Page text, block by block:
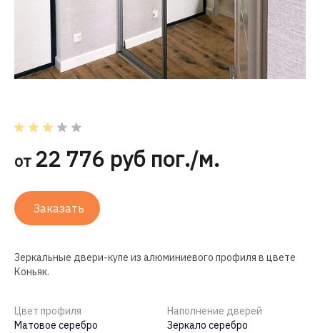
от 22 776 руб пог./м.
Заказать
Зеркальные двери-купе из алюминиевого профиля в цвете
Коньяк.
Цвет профиля
Матовое серебро
Наполнение дверей
Зеркало серебро